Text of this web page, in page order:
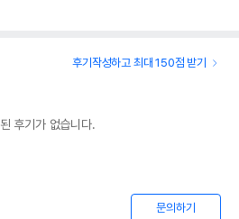
후기작성하고 최대 150점 받기
후기가 없습니다.
문의하기